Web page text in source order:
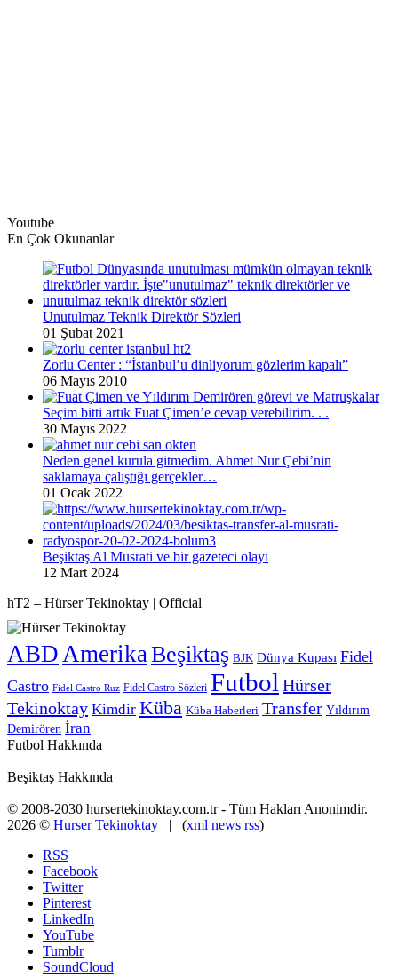
Youtube
En Çok Okunanlar
Unutulmaz Teknik Direktör Sözleri
01 Şubat 2021
Zorlu Center : “İstanbul’u dinliyorum gözlerim kapalı”
06 Mayıs 2010
Seçim bitti artık Fuat Çimen’e cevap verebilirim. . .
30 Mayıs 2022
Neden genel kurula gitmedim. Ahmet Nur Çebi’nin
saklamaya çalıştığı gerçekler…
01 Ocak 2022
Beşiktaş Al Musrati ve bir gazeteci olayı
12 Mart 2024
hT2 – Hürser Tekinoktay | Official
ABD Amerika Beşiktaş BJK Dünya Kupası Fidel
Castro Fidel Castro Ruz Fidel Castro Sözleri Futbol Hürser
Tekinoktay Kimdir Küba Küba Haberleri Transfer Yıldırım
Demirören İran
Futbol Hakkında
Beşiktaş Hakkında
© 2008-2030 hursertekinoktay.com.tr - Tüm Hakları Anonimdir.
2026 © Hurser Tekinoktay | (xml news rss)
RSS
Facebook
Twitter
Pinterest
LinkedIn
YouTube
Tumblr
SoundCloud